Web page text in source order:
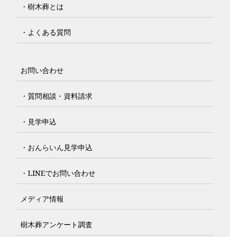
・樹木葬とは
・よくある質問
お問い合わせ
・質問相談・資料請求
・見学申込
・おんらいん見学申込
・LINEでお問い合わせ
メディア情報
樹木葬アンケート調査